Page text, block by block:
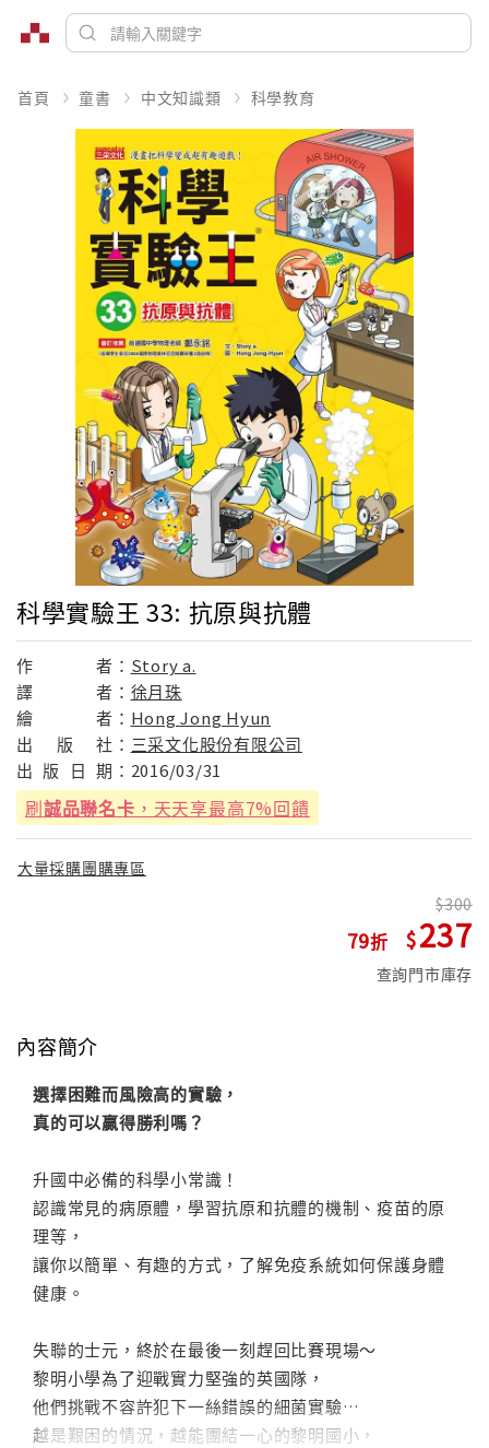
首頁 童書 中文知識類 科學教育
科學實驗王 33: 抗原與抗體
作 者： Story a.
譯
者： 徐月珠
繪
者： Hong Jong Hyun
出
版 社： 三采文化股份有限公司
出 版 日 期： 2016/03/31
刷誠品聯名卡 ，天天享最高7%回饋
大量採購團購專區
79
300
237
查詢門市庫存
內容簡介
選擇困難而風險高的實驗，
真的可以贏得勝利嗎？
升國中必備的科學小常識！
認識常見的病原體，學習抗原和抗體的機制、疫苗的原
理等，
讓你以簡單、有趣的方式，了解免疫系統如何保護身體
健康。
失聯的士元，終於在最後一刻趕回比賽現場～
黎明小學為了迎戰實力堅強的英國隊，
他們挑戰不容許犯下一絲錯誤的細菌實驗…
越是艱困的情況，越能團結一心的黎明國小，